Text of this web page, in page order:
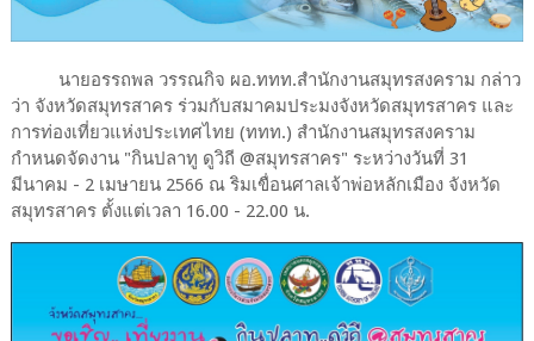
นายอรรถพล วรรณกิจ ผอ.ททท.สำนักงานสมุทรสงคราม กล่าว
ว่า จังหวัดสมุทรสาคร ร่วมกับสมาคมประมงจังหวัดสมุทรสาคร และ
การท่องเที่ยวแห่งประเทศไทย (ททท.) สำนักงานสมุทรสงคราม
กำหนดจัดงาน "กินปลาทู ดูวิถี @สมุทรสาคร" ระหว่างวันที่ 31
มีนาคม - 2 เมษายน 2566 ณ ริมเขื่อนศาลเจ้าพ่อหลักเมือง จังหวัด
สมุทรสาคร ตั้งแต่เวลา 16.00 - 22.00 น.